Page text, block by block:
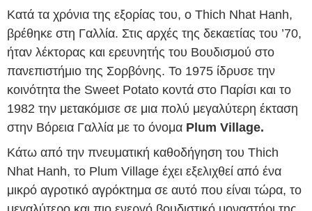
Κατά τα χρόνια της εξορίας του, ο Thich Nhat Hanh,
βρέθηκε στη Γαλλία. Στις αρχές της δεκαετίας του ’70,
ήταν λέκτορας και ερευνητής του Βουδισμού στο
πανεπιστήμιο της Σορβόνης. Το 1975 ίδρυσε την
κοινότητα the Sweet Potato κοντά στο Παρίσι και το
1982 την μετακόμισε σε μια πολύ μεγαλύτερη έκταση
στην Βόρεια Γαλλία με το όνομα Plum Village.
Κάτω από την πνευματική καθοδήγηση του Thich
Nhat Hanh, το Plum Village έχει εξελιχθεί από ένα
μικρό αγροτικό αγρόκτημα σε αυτό που είναι τώρα, το